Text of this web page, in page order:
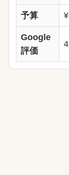
予算
Google
評価